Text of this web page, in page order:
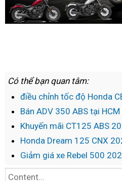
Có thể bạn quan tâm:
điều chỉnh tốc độ Honda
Bán ADV 350 ABS tại HCM
Khuyến mãi CT125 ABS
Honda Dream 125 CNX
Giảm giá xe Rebel 500